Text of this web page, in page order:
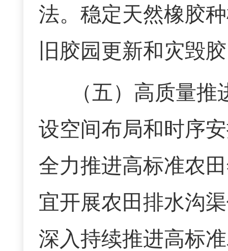
法。稳定天然橡胶
旧胶园更新和灾毁
（五） 高质量推
设空间布局和时序
全力推进高标准农
宜开展农田排水沟
深入持续推进高标